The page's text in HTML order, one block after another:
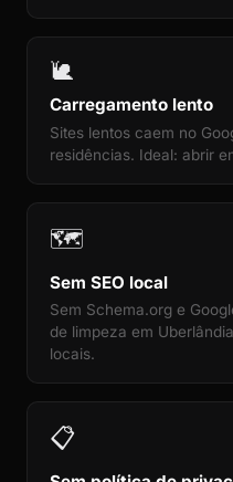
🐌
Carregamento lento
Sites lentos caem no
residências. Ideal: abrir
🗺️
Sem SEO local
Sem Schema.org e
de limpeza em
locais.
📋